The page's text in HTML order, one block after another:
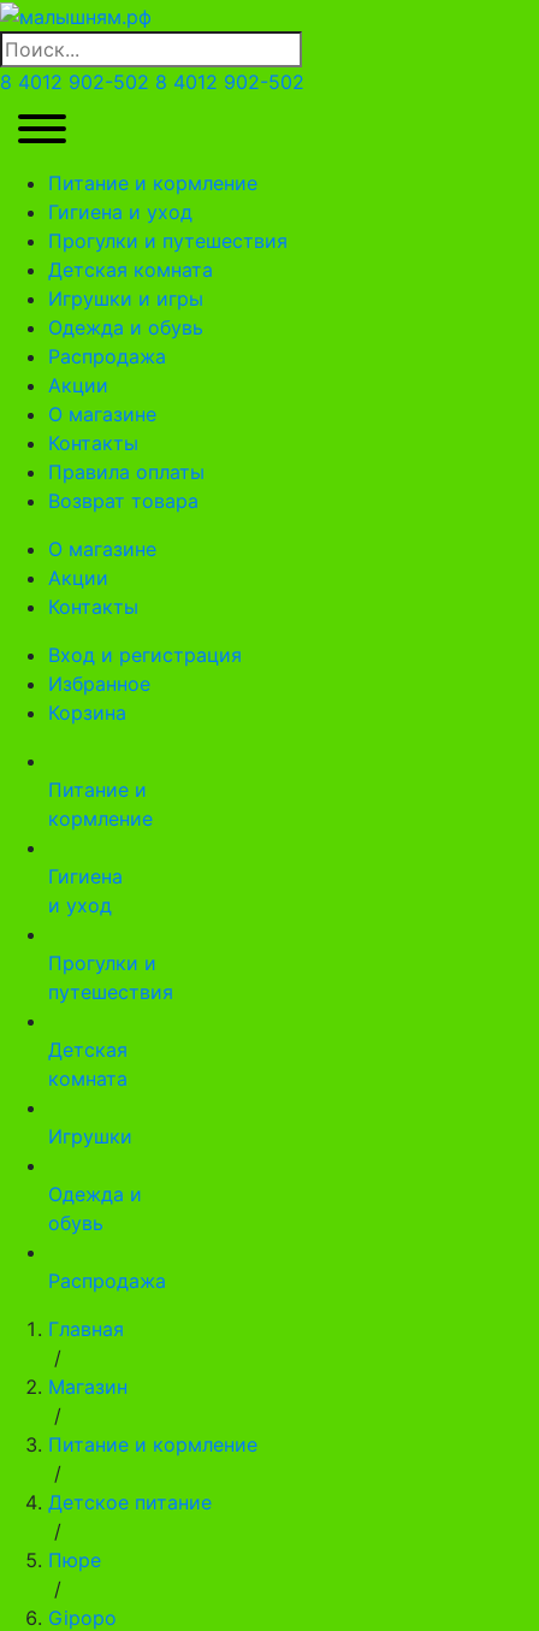
8 4012 902-502 8 4012 902-502
Питание и кормление
Гигиена и уход
Прогулки и путешествия
Детская комната
Игрушки и игры
Одежда и обувь
Распродажа
Акции
О магазине
Контакты
Правила оплаты
Возврат товара
О магазине
Акции
Контакты
Вход и регистрация
Избранное
Корзина
Питание и
кормление
Гигиена
и уход
Прогулки и
путешествия
Детская
комната
Игрушки
Одежда и
обувь
Распродажа
Главная
/
Магазин
/
Питание и кормление
/
Детское питание
/
Пюре
/
Gipopo